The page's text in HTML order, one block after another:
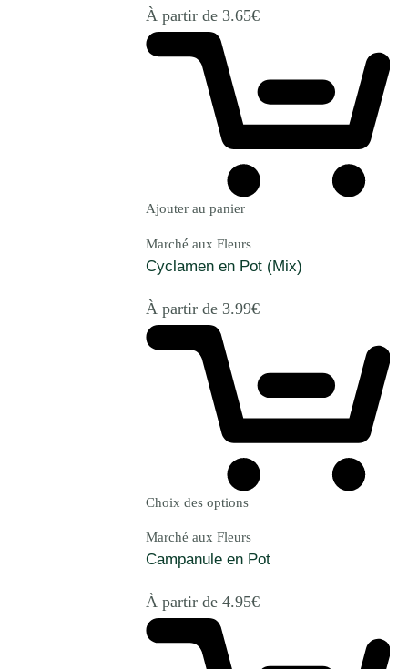
À partir de 3.65€
Ajouter au panier
Marché aux Fleurs
Cyclamen en Pot (Mix)
À partir de 3.99€
Choix des options
Marché aux Fleurs
Campanule en Pot
À partir de 4.95€